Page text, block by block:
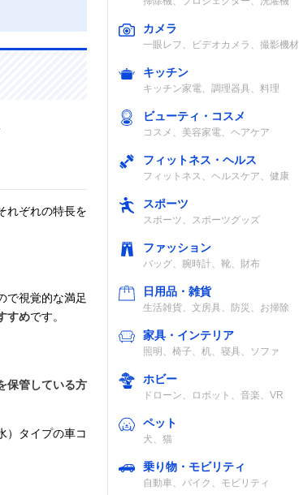
れぞれの特長を
で視覚的な満足
すめです。
保管している方
）タイプの車コ
カメラ
一眼レフ、ビデオカメラ、撮影機材
キッチン
キッチン家電、調理器具、料理
ビューティ・コスメ
コスメ、美容家電、ヘアケア
フィットネス・ヘルス
フィットネス、ヘルスケア、健康
スポーツ
スポーツ、スポーツグッズ
ファッション
バッグ、腕時計、靴、財布
日用品・雑貨
生活雑貨、文房具、防災、お掃除
家具・インテリア
照明、椅子、机、寝具、ソファ
ホビー
ドローン、ロボット、音楽、VR
ペット
犬、猫
乗り物・モビリティ
自動車、バイク、モビリティ